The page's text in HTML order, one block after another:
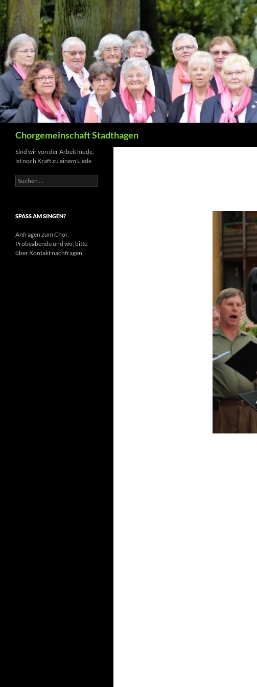
Chorgemeinschaft Stadthagen
Sind wir von der Arbeit müde,
ist noch Kraft zu einem Liede
Suche
nach:
SPASS AM SINGEN?
Anfragen zum Chor,
Probeabende und wo, bitte
über Kontakt nachfragen.